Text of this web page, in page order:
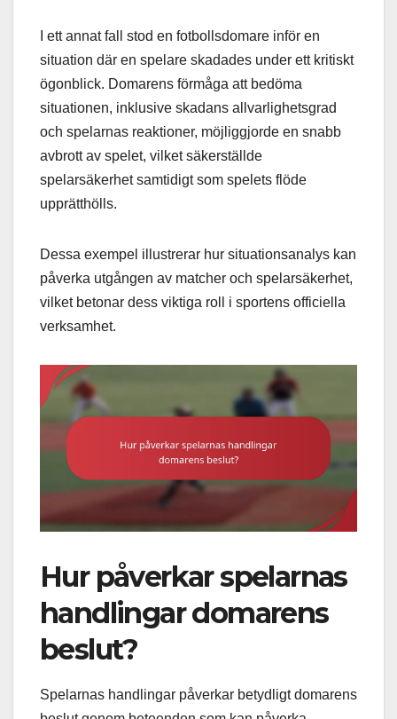
I ett annat fall stod en fotbollsdomare inför en
situation där en spelare skadades under ett kritiskt
ögonblick. Domarens förmåga att bedöma
situationen, inklusive skadans allvarlighetsgrad
och spelarnas reaktioner, möjliggjorde en snabb
avbrott av spelet, vilket säkerställde
spelarsäkerhet samtidigt som spelets flöde
upprätthölls.
Dessa exempel illustrerar hur situationsanalys kan
påverka utgången av matcher och spelarsäkerhet,
vilket betonar dess viktiga roll i sportens officiella
verksamhet.
Hur påverkar spelarnas
handlingar domarens
beslut?
Spelarnas handlingar påverkar betydligt domarens